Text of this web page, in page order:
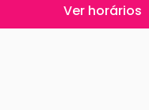
Ver horários